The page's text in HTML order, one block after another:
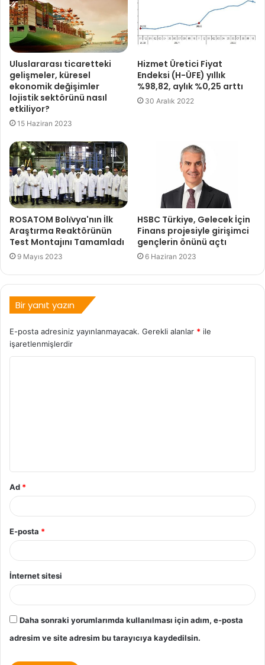
Uluslararası ticaretteki
gelişmeler, küresel
ekonomik değişimler
lojistik sektörünü nasıl
etkiliyor?
15 Haziran 2023
Hizmet Üretici Fiyat
Endeksi (H-ÜFE) yıllık
%98,82, aylık %0,25 arttı
30 Aralık 2022
ROSATOM Bolı̇vya'nın İlk
Araştırma Reaktörünün
Test Montajını Tamamladı
9 Mayıs 2023
HSBC Türkiye, Gelecek İçin
Finans projesiyle girişimci
gençlerin önünü açtı
6 Haziran 2023
Bir yanıt yazın
E-posta adresiniz yayınlanmayacak. Gerekli alanlar * ile
işaretlenmişlerdir
Ad *
E-posta *
İnternet sitesi
Daha sonraki yorumlarımda kullanılması için adım, e-posta
adresim ve site adresim bu tarayıcıya kaydedilsin.